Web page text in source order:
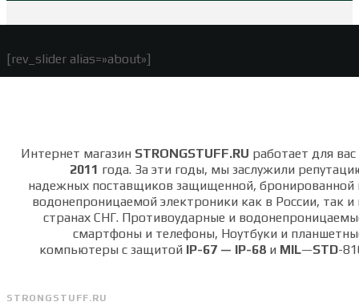
[rev_slider alias=»about»]
Интернет магазин STRONGSTUFF.RU работает для вас
2011 года. За эти годы, мы заслужили
надежных поставщиков защищенной, бронированной
водонепроницаемой электроники как в России, так и
странах СНГ. Противоударные и
смартфоны и телефоны, Ноутбуки и
компьютеры с защитой IP-67 — IP-68 и MIL—STD-
STRONGSTUFF.RU